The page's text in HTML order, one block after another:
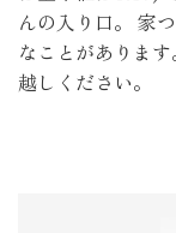
んの入り口。 家
なことがありま
越しください。